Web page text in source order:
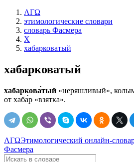
ΛΓΩ
этимологические словари
словарь Фасмера
Х
хабарковатый
хабарковатый
хабаркова́тый «неряшливый»,
от хаба́р «взятка».
ΛΓΩЭтимологический онлайн-
Фасмера